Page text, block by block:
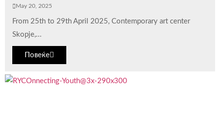
May 20, 2025
From 25th to 29th April 2025, Contemporary art center
Skopje,...
Повеќе